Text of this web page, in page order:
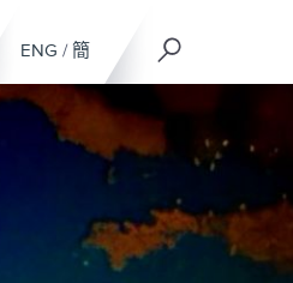
ENG / 簡